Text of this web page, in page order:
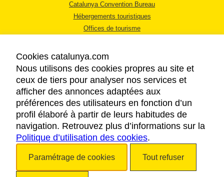
Catalunya Convention Bureau
Hébergements touristiques
Offices de tourisme
MENTIONS LÉGALES
RÈGLES DE CONFIDENTIALITÉ
COOKIES
ACCESSIBILITÉ
Cookies catalunya.com
Nous utilisons des cookies propres au site et
ceux de tiers pour analyser nos services et
afficher des annonces adaptées aux
préférences des utilisateurs en fonction d’un
profil élaboré à partir de leurs habitudes de
navigation. Retrouvez plus d’informations sur la
Politique d’utilisation des cookies.
Paramétrage de cookies Tout refuser